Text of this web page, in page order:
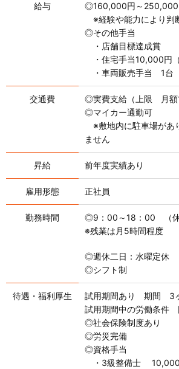
給与
◎160,000円～250,000
※経験や能力により判
◎その他手当
・店舗目標達成賞
・住宅手当10,000円（
・車両販売手当 1台
交通費
◎実費支給（上限 月額
◎マイカー通勤可
※敷地内に駐車場があ
ません
昇給 前年度実績あり
雇用形態 正社員
勤務時間
◎9：00～18：00 （休
※残業は月5時間程度
◎週休二日：水曜定休
◎シフト制
待遇・福利厚生
試用期間あり 期間 3
試用期間中の労働条件
◎社会保険制度あり
◎労災完備
◎資格手当
・3級整備士